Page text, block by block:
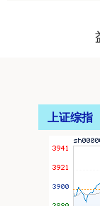
上证综指